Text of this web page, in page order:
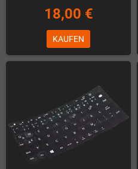
18,00 €
KAUFEN